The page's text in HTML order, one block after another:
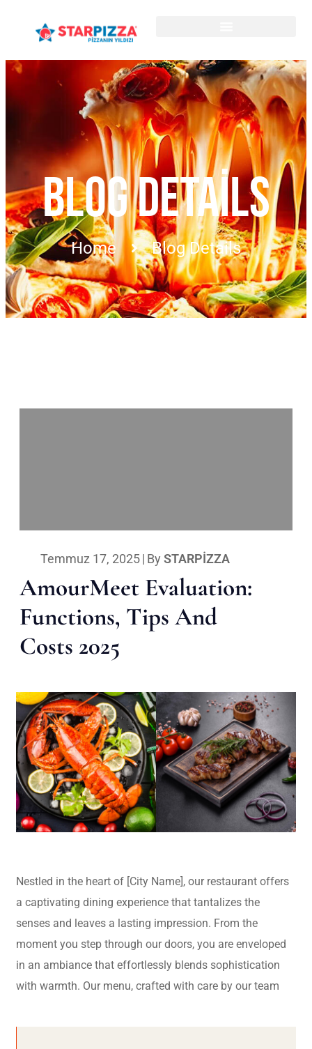
BLOG DETAILS
Home Blog Details
Temmuz 17, 2025| By STARPIZZA
AmourMeet Evaluation:
Functions, Tips And
Costs 2025
Nestled in the heart of [City Name], our restaurant offers
a captivating dining experience that tantalizes the
senses and leaves a lasting impression. From the
moment you step through our doors, you are enveloped
in an ambiance that effortlessly blends sophistication
with warmth. Our menu, crafted with care by our team